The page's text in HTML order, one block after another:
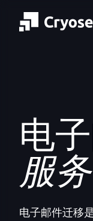
电
服务
电子邮件迁移